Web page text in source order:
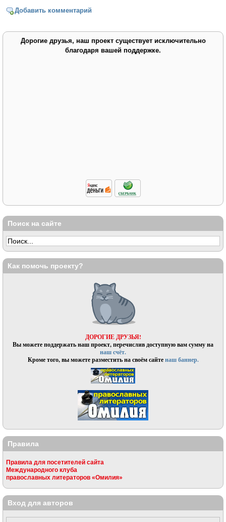
Добавить комментарий
Дорогие друзья, наш проект существует исключительно
благодаря вашей поддержке.
Поиск на сайте
Как помочь проекту?
ДОРОГИЕ ДРУЗЬЯ!
Вы можете поддержать наш проект, перечислив доступную вам сумму на
наш счёт.
Кроме того, вы можете разместить на своём сайтенаш баннер.
Правила
Правила для посетителей сайта
Международного клуба
православных литераторов «Омилия»
Вход для авторов